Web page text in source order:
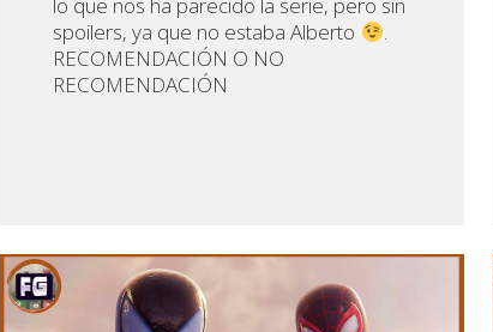
spoilers, ya que no estaba Alberto
.
RECOMENDACIÓN O NO
RECOMENDACIÓN